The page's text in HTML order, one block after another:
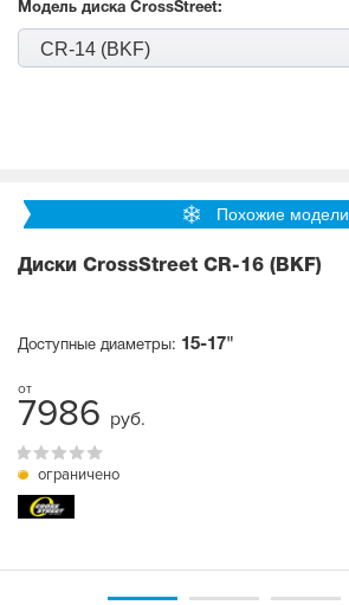
Модель диска CrossStreet:
CR-14 (BKF)
Похожие модели
Диски CrossStreet CR-16 (BKF)
Доступные диаметры: 15-17"
7986 руб.
ограничено